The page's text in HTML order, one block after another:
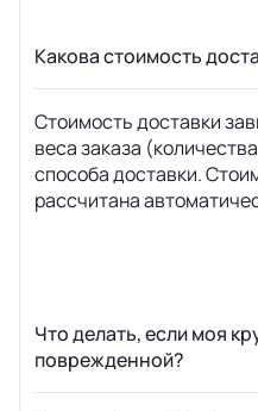
Какова стоимость
Стоимость доставки
веса заказа
способа доставки.
рассчитана
Что делать, если моя
поврежденной?